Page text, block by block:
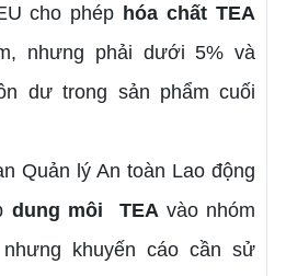
cho phép hóa chấtTEA
nhưng phải dưới 5% và
dư trong sản phẩm cuối
Quản lý An toàn Lao động
dung môi TEA vào nhóm
khuyến cáo cần sử